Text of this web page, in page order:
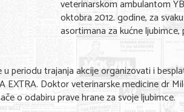
veterinarskom ambulantom
oktobra 2012. godine, za
asortimana za kućne
periodu trajanja akcije organizovati i
EXTRA. Doktor veterinarske medicine dr
o odabiru prave hrane za svoje ljubimce.